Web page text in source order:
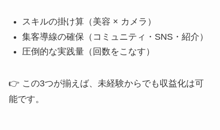
スキルの掛け算（美容 × カメラ）
集客導線の確保（コミュニティ・SNS・紹介）
圧倒的な実践量（回数をこなす）
👉 この3つが揃えば、未経験からでも収益化は可
能です。